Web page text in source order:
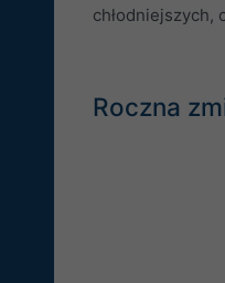
chłodniejszych,
Roczna